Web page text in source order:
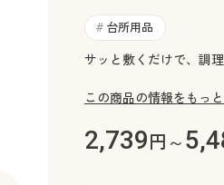
グ・ファブリック
# 台所用品
サッと敷くだけで、調
この商品の情報をもっ
2,739円～